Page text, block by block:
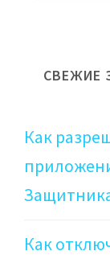
СВЕЖИЕ
Как
Как